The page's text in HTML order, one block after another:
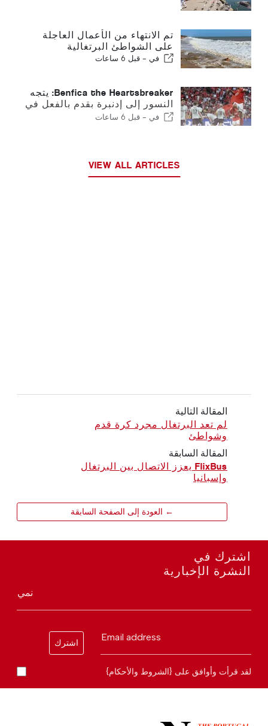
تم الانتهاء من الأعمال العاجلة
على الشواطئ البرتغالية
في - قبل 6 ساعات
Benfica the Heartsbreaker: يتجه
النسور إلى إدنبرة بقدم بالفعل في
المرحلة التالية
في - قبل 6 ساعات
VIEW ALL ARTICLES
المقالة التالية
لم تعد البرتغال مجرد كرة قدم
وشواطئ
المقالة السابقة
FlixBus يعزز الاتصال بين البرتغال
وإسبانيا
← العودة إلى الصفحة السابقة
اشترك في
النشرة الإخبارية
نمي
Email address
اشترك
لقد قرأت وأوافق على {الشروط والأحكام}